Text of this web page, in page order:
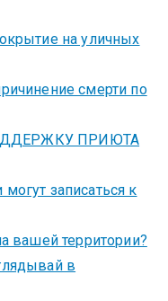
на уличных
смерти по
ПРИЮТА
записаться к
вашей территории?
в